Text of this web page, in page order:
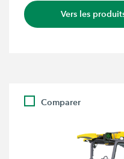
Vers les
Comparer